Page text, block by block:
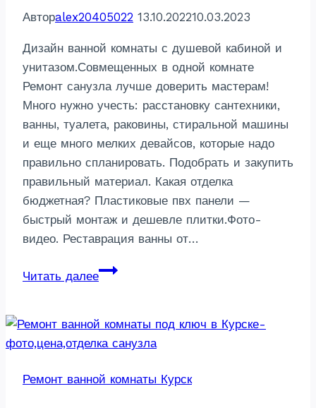
Авторalex20405022 13.10.202210.03.2023
Дизайн ванной комнаты с душевой кабиной и
унитазом.Совмещенных в одной комнате
Ремонт санузла лучше доверить мастерам!
Много нужно учесть: расстановку сантехники,
ванны, туалета, раковины, стиральной машины
и еще много мелких девайсов, которые надо
правильно спланировать. Подобрать и закупить
правильный материал. Какая отделка
бюджетная? Пластиковые пвх панели —
быстрый монтаж и дешевле плитки.Фото-
видео. Реставрация ванны от…
Читать далееОтделка
пластиковыми
панелями
Курск-
Ремонт ванной комнаты Курск